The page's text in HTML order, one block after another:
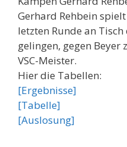
Gerhard Rehbein
letzten Runde an
gelingen, gegen Beyer
VSC-Meister.
Hier die Tabellen:
[Ergebnisse]
[Tabelle]
[Auslosung]